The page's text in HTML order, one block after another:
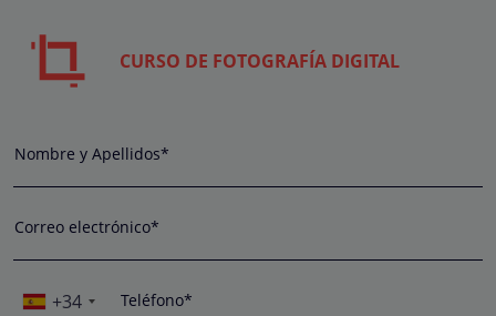
CURSO DE FOTOGRAFÍA DIGITAL
Nombre y Apellidos*
Correo electrónico*
+34 Teléfono*